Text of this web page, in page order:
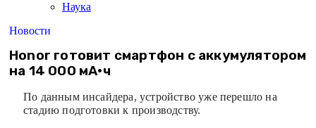
Наука
Новости
Honor готовит смартфон с аккумулятором
на 14 000 мА·ч
По данным инсайдера, устройство уже перешло на
стадию подготовки к производству.